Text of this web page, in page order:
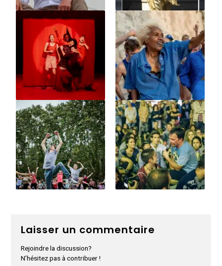
Laisser un commentaire
Rejoindre la discussion?
N’hésitez pas à contribuer !